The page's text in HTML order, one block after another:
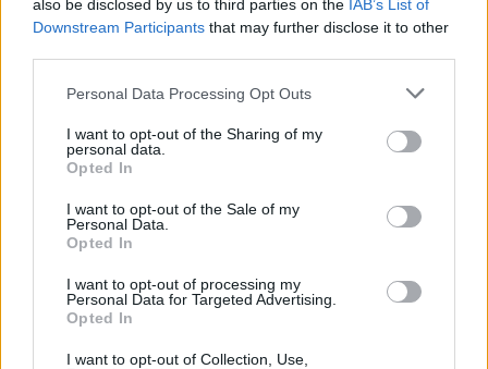
also be disclosed by us to third parties on the IAB’s List of
Downstream Participants that may further disclose it to other
Please note that this website/app uses one or more Google
not limited to your visit or usage behaviour. You may click to
grant or deny consent to Google and its third-party tags to
use your data for below specified purposes in below Google
consent section.
Personal Data Processing Opt Outs
I want to opt-out of the Sharing of my
personal data.
Opted In
I want to opt-out of the Sale of my
Personal Data.
Opted In
I want to opt-out of processing my
Personal Data for Targeted Advertising.
Opted In
I want to opt-out of Collection, Use,
μέτρων που θα χρησιμεύσει ως «γέφυρα προς
την ένταξη». Η πρέσβειρα του ΝΑΤΟ των ΗΠΑ
Τζούλιαν Σμιθ υποσχέθηκε ότι η Ουκρανία θα
προς βήμα.
Η γλώσσα που χρησιμοποιήθηκε στην περσινή
σύνοδο κορυφής του ΝΑΤΟ στο Βίλνιους
κάπως – χωρίς ωστόσο να αποκλίνει από τη
γραμμή ότι η ένταξη στη συμμαχία είναι δυνατή
μόνο μετά το τέλος του πολέμου.